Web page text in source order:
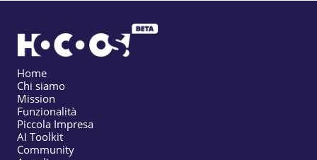
Home
Chi siamo
Mission
Funzionalità
Piccola Impresa
AI Toolkit
Community